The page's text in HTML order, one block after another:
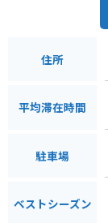
住所
平均滞在時間
駐車場
ベストシーズン